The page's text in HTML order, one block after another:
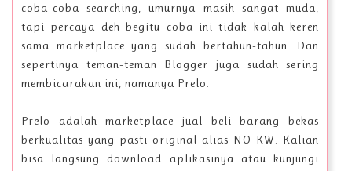
coba-coba searching, umurnya masih sangat muda,
tapi percaya deh begitu coba ini tidak kalah keren
sama marketplace yang sudah bertahun-tahun. Dan
sepertinya teman-teman Blogger juga sudah sering
membicarakan ini, namanya Prelo.
Prelo adalah marketplace jual beli barang bekas
berkualitas yang pasti original alias NO KW. Kalian
bisa langsung download aplikasinya atau kunjungi